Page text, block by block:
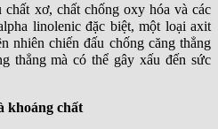
xơ, chất chống oxy hóa và các
linolenic đặc biệt, một loại axit
nhiên chiến đấu chống căng thẳng
thẳng mà có thể gây xấu đến sức
khoáng chất